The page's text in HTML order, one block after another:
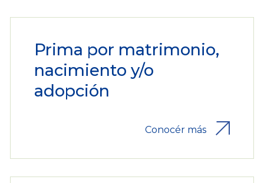
Prima por matrimonio,
nacimiento y/o
adopción
Conocér más